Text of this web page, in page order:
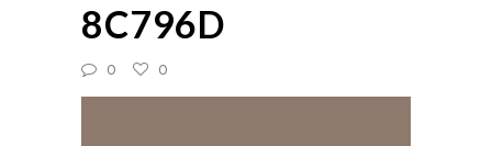
8C796D
0 0